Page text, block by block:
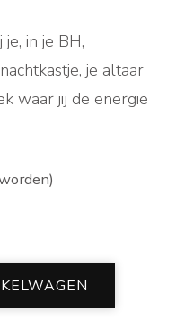
in je BH,
je altaar
waar jij de energie